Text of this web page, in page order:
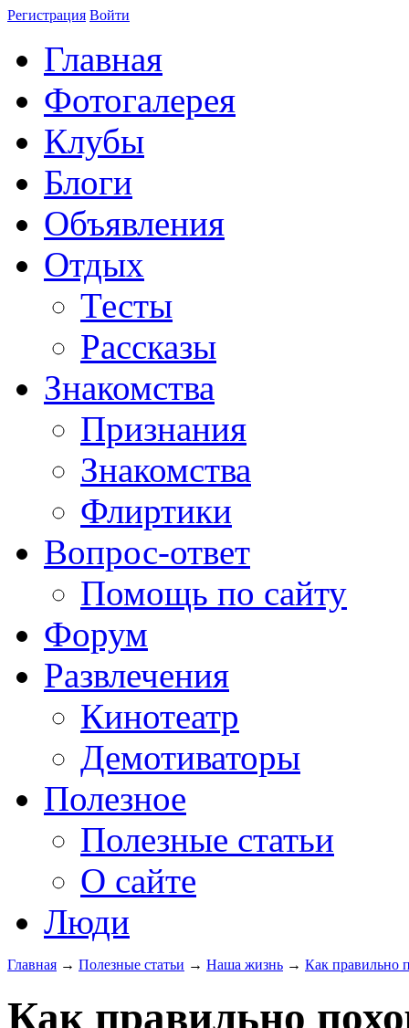
Регистрация Войти
Главная
Фотогалерея
Клубы
Блоги
Объявления
Отдых
Тесты
Рассказы
Знакомства
Признания
Знакомства
Флиртики
Вопрос-ответ
Помощь по сайту
Форум
Развлечения
Кинотеатр
Демотиваторы
Полезное
Полезные статьи
О сайте
Люди
Главная → Полезные статьи → Наша жизнь → Как правильно
Как правильно